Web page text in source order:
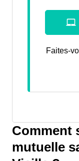
Faites-
Comment
mutuelle